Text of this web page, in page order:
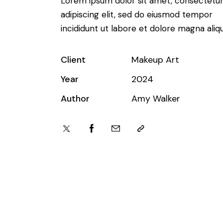
adipiscing elit, sed do eiusmod tempor
incididunt ut labore et dolore magna
Client
Makeup Art
Year
2024
Author
Amy Walker